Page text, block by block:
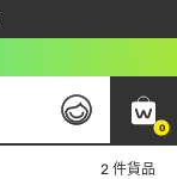
0
2 件貨品